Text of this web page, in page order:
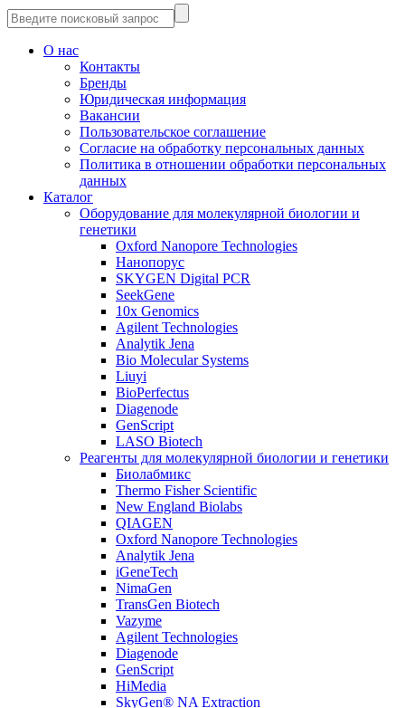
О нас
Контакты
Бренды
Юридическая информация
Вакансии
Пользовательское соглашение
Согласие на обработку персональных данных
Политика в отношении обработки персональных
данных
Каталог
Оборудование для молекулярной биологии и
генетики
Oxford Nanopore Technologies
Нанопорус
SKYGEN Digital PCR
SeekGene
10x Genomics
Agilent Technologies
Analytik Jena
Bio Molecular Systems
Liuyi
BioPerfectus
Diagenode
GenScript
LASO Biotech
Реагенты для молекулярной биологии и генетики
Биолабмикс
Thermo Fisher Scientific
New England Biolabs
QIAGEN
Oxford Nanopore Technologies
Analytik Jena
iGeneTech
NimaGen
TransGen Biotech
Vazyme
Agilent Technologies
Diagenode
GenScript
HiMedia
SkyGen® NA Extraction